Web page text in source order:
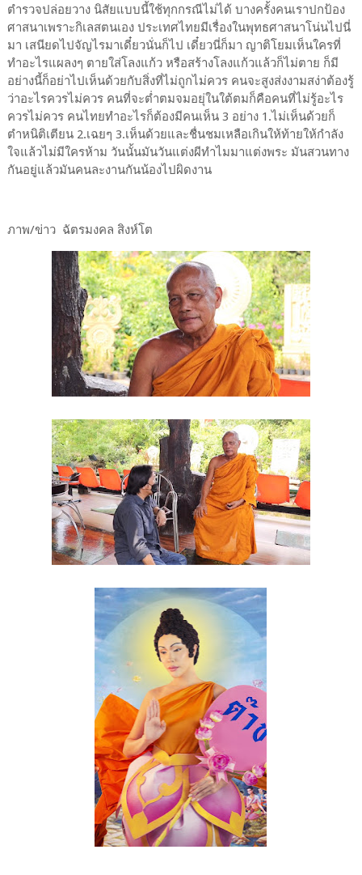
ตำรวจปล่อยวาง นิสัยแบบนี้ใช้ทุกกรณีไม่ได้ บางครั้งคนเราปกป้อง
ศาสนาเพราะกิเลสตนเอง ประเทศไทยมีเรื่องในพุทธศาสนาโน่นไปนี่
มา เสนียดไปจัญไรมาเดี๋ยวนั่นก็ไป เดี๋ยวนี่ก็มา ญาติโยมเห็นใครที่
ทำอะไรแผลงๆ ตายใส่โลงแก้ว หรือสร้างโลงแก้วแล้วก็ไม่ตาย ก็มี
อย่างนี้ก็อย่าไปเห็นด้วยกับสิ่งที่ไม่ถูกไม่ควร คนจะสูงส่งงามสง่าต้องรู้
ว่าอะไรควรไม่ควร คนที่จะต่ำตมจมอยุ่ในใต้ตมก็คือคนที่ไม่รู้อะไร
ควรไม่ควร คนไทยทำอะไรก็ต้องมีคนเห็น 3 อย่าง 1.ไม่เห็นด้วยก็
ตำหนิติเตียน 2.เฉยๆ 3.เห็นด้วยและชื่นชมเหลือเกินให้ท้ายให้กำลัง
ใจแล้วไม่มีใครห้าม วันนั้นมันวันแต่งผีทำไมมาแต่งพระ มันสวนทาง
กันอยู่แล้วมันคนละงานกันน้องไปผิดงาน
ภาพ/ข่าว ฉัตรมงคล สิงห์โต